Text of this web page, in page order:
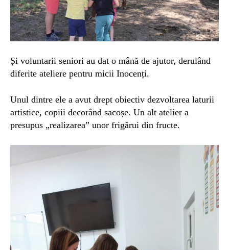
Și voluntarii seniori au dat o mână de ajutor, derulând
diferite ateliere pentru micii Inocenți.
Unul dintre ele a avut drept obiectiv dezvoltarea laturii
artistice, copiii decorând sacoșe. Un alt atelier a
presupus „realizarea” unor frigărui din fructe.